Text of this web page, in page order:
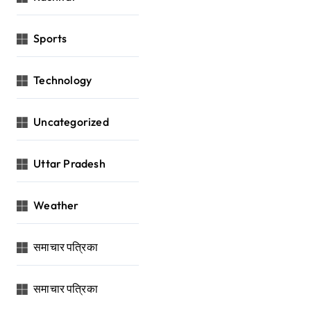
Sports
Technology
Uncategorized
Uttar Pradesh
Weather
समाचार पत्रिका
समाचार पत्रिका